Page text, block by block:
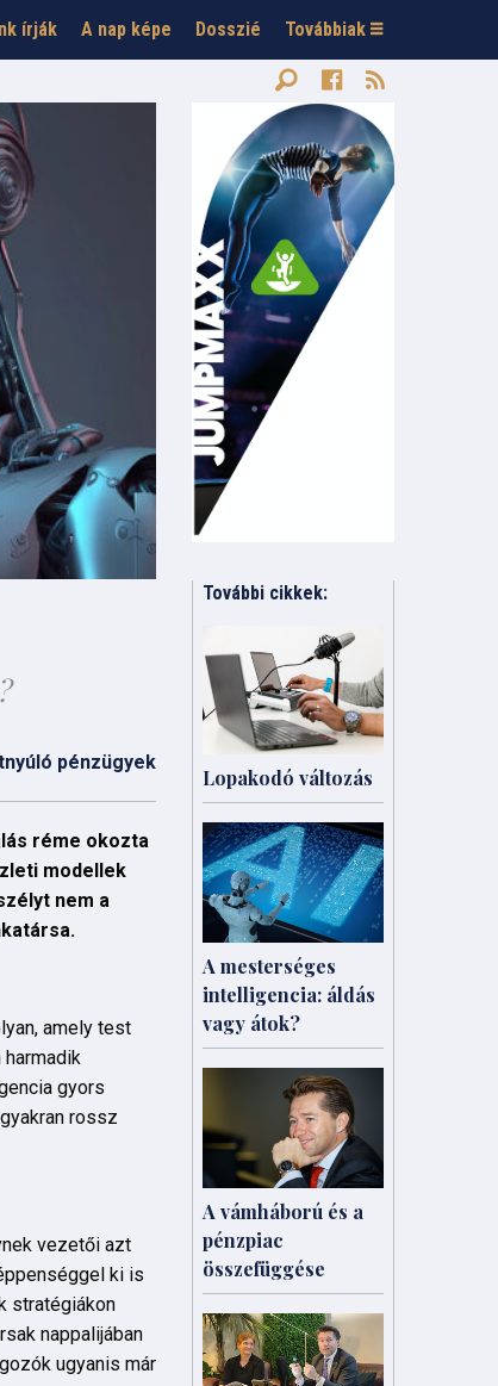
írják A nap képe Dosszié Továbbiak
pénzügyek
réme okozta
modellek
nem a
amely test
gyors
rossz
vezetői azt
ki is
stratégiákon
nappalijában
ugyanis már
További cikkek:
Lopakodó változás
A mesterséges
intelligencia: áldás
vagy átok?
A vámháború és a
pénzpiac
összefüggése